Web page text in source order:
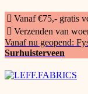
Vanaf €75,- gratis
Verzenden van
Vanaf nu geopend:
Surhuisterveen